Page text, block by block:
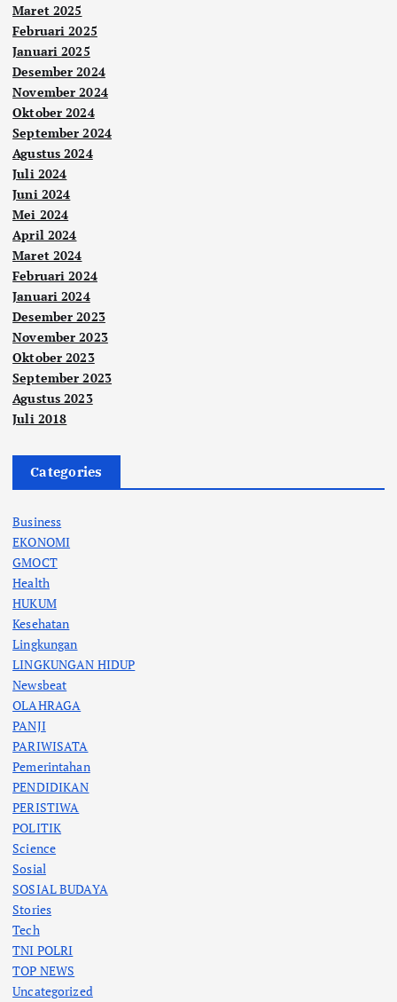
Maret 2025
Februari 2025
Januari 2025
Desember 2024
November 2024
Oktober 2024
September 2024
Agustus 2024
Juli 2024
Juni 2024
Mei 2024
April 2024
Maret 2024
Februari 2024
Januari 2024
Desember 2023
November 2023
Oktober 2023
September 2023
Agustus 2023
Juli 2018
Categories
Business
EKONOMI
GMOCT
Health
HUKUM
Kesehatan
Lingkungan
LINGKUNGAN HIDUP
Newsbeat
OLAHRAGA
PANJI
PARIWISATA
Pemerintahan
PENDIDIKAN
PERISTIWA
POLITIK
Science
Sosial
SOSIAL BUDAYA
Stories
Tech
TNI POLRI
TOP NEWS
Uncategorized